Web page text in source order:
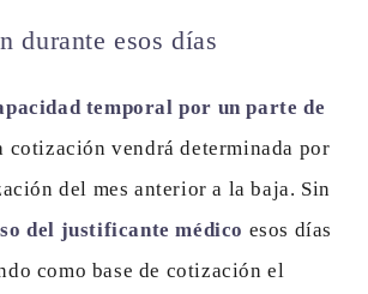
durante esos días
temporal por un parte de
cotización vendrá determinada por
del mes anterior a la baja. Sin
del justificante médico esos días
como base de cotización el